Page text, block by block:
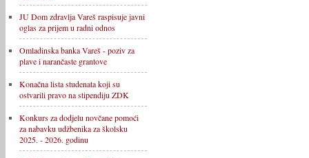
JU Dom zdravlja Vareš raspisuje javni
oglas za prijem u radni odnos
Omladinska banka Vareš - poziv za
plave i narančaste grantove
Konačna lista studenata koji su
ostvarili pravo na stipendiju ZDK
Konkurs za dodjelu novčane pomoći
za nabavku udžbenika za školsku
2025. - 2026. godinu